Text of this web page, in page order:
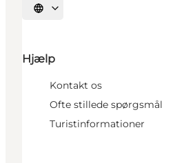
Vælg sprog
Hjælp
Kontakt os
Ofte stillede spørgsmål
Turistinformationer